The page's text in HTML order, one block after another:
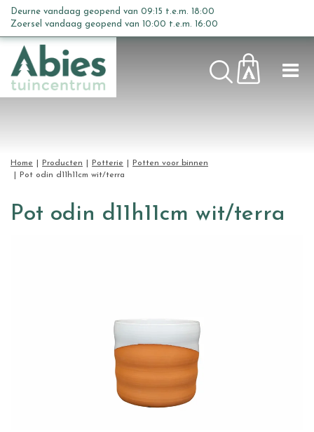
n
Home Producten Potterie
Potten voor binnen
Pot odin d11h11cm wit/terra
Deurne vandaag geopend van 09:15 t.e.m. 18:00
Zoersel vandaag geopend van 10:00 t.e.m. 16:00
Pot odin d11h11cm wit/terra